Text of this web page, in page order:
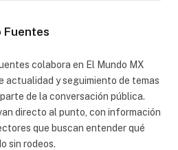
Fuentes
colabora en El Mundo MX
actualidad y seguimiento de temas
de la conversación pública.
directo al punto, con información
que buscan entender qué
sin rodeos.